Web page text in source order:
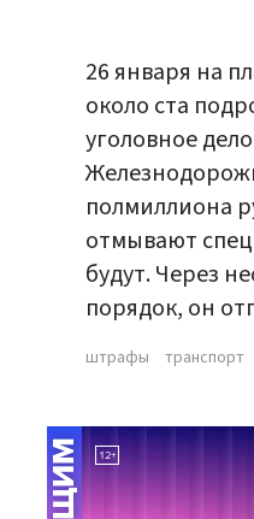
26 января на
около ста
уголовное
полмиллиона
отмывают
будут. Через
порядок, он
штрафы транспорт